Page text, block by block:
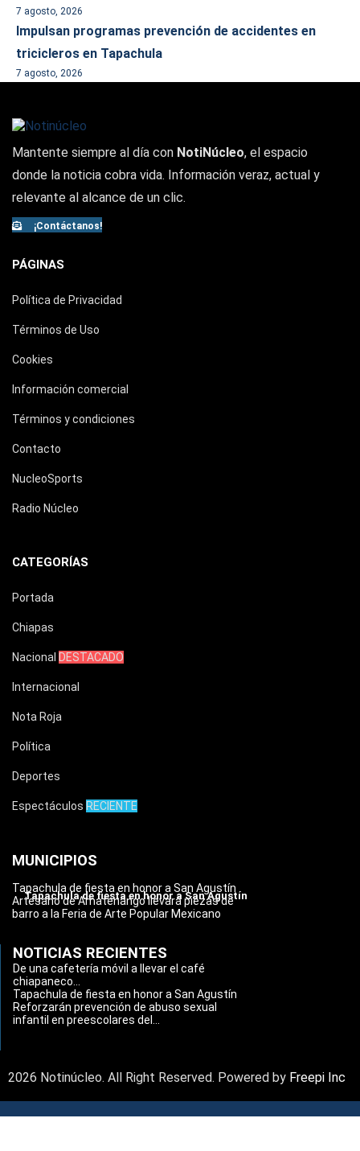
7 agosto, 2026
Impulsan programas prevención de accidentes en
tricicleros en Tapachula
7 agosto, 2026
Mantente siempre al día con NotiNúcleo, el espacio
donde la noticia cobra vida. Información veraz, actual y
relevante al alcance de un clic.
¡Contáctanos!
PÁGINAS
Política de Privacidad
Términos de Uso
Cookies
Información comercial
Términos y condiciones
Contacto
NucleoSports
Radio Núcleo
CATEGORÍAS
Portada
Chiapas
Nacional DESTACADO
Internacional
Nota Roja
Política
Deportes
Espectáculos RECIENTE
MUNICIPIOS
Tapachula de fiesta en honor a San Agustín
Tapachula de fiesta en honor a San Agustín
Artesano de Amatenango llevará piezas de
barro a la Feria de Arte Popular Mexicano
NOTICIAS RECIENTES
De una cafetería móvil a llevar el café
chiapaneco...
Tapachula de fiesta en honor a San Agustín
Reforzarán prevención de abuso sexual
infantil en preescolares del...
2026 Notinúcleo. All Right Reserved. Powered by Freepi Inc